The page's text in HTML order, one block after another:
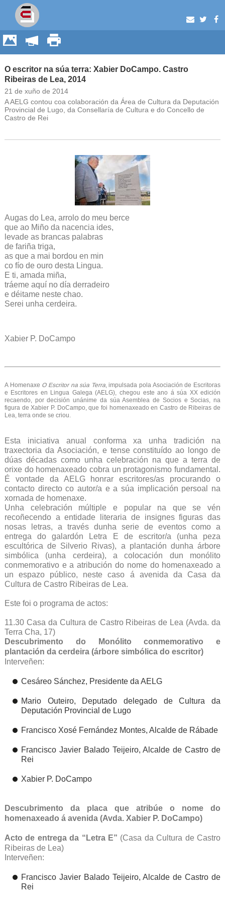
O escritor na súa terra: Xabier DoCampo. Castro
Ribeiras de Lea, 2014
21 de xuño de 2014
A AELG contou coa colaboración da Área de Cultura da Deputación
Provincial de Lugo, da Consellaría de Cultura e do Concello de
Castro de Rei
Augas do Lea, arrolo do meu berce
que ao Miño da nacencia ides,
levade as brancas palabras
de fariña triga,
as que a mai bordou en min
co fío de ouro desta Lingua.
E ti, amada miña,
tráeme aquí no día derradeiro
e déitame neste chao.
Serei unha cerdeira.
Xabier P. DoCampo
A Homenaxe O Escritor na súa Terra, impulsada pola Asociación de Escritoras
e Escritores en Lingua Galega (AELG), chegou este ano á súa XX edición
recaendo, por decisión unánime da súa Asemblea de Socios e Socias, na
figura de Xabier P. DoCampo, que foi homenaxeado en Castro de Ribeiras de
Lea, terra onde se criou.
Esta iniciativa anual conforma xa unha tradición na
traxectoria da Asociación, e tense constituído ao longo de
dúas décadas como unha celebración na que a terra de
orixe do homenaxeado cobra un protagonismo fundamental.
É vontade da AELG honrar escritores/as procurando o
contacto directo co autor/a e a súa implicación persoal na
xornada de homenaxe.
Unha celebración múltiple e popular na que se vén
recoñecendo a entidade literaria de insignes figuras das
nosas letras, a través dunha serie de eventos como a
entrega do galardón Letra E de escritor/a (unha peza
escultórica de Silverio Rivas), a plantación dunha árbore
simbólica (unha cerdeira), a colocación dun monólito
conmemorativo e a atribución do nome do homenaxeado a
un espazo público, neste caso á avenida da Casa da
Cultura de Castro Ribeiras de Lea.
Este foi o programa de actos:
11.30 Casa da Cultura de Castro Ribeiras de Lea (Avda. da
Terra Cha, 17)
Descubrimento do Monólito conmemorativo e
plantación da cerdeira (árbore simbólica do escritor)
Interveñen:
Cesáreo Sánchez, Presidente da AELG
Mario Outeiro, Deputado delegado de Cultura da
Deputación Provincial de Lugo
Francisco Xosé Fernández Montes, Alcalde de Rábade
Francisco Javier Balado Teijeiro, Alcalde de Castro de
Rei
Xabier P. DoCampo
Descubrimento da placa que atribúe o nome do
homenaxeado á avenida (Avda. Xabier P. DoCampo)
Acto de entrega da “Letra E” (Casa da Cultura de Castro
Ribeiras de Lea)
Interveñen:
Francisco Javier Balado Teijeiro, Alcalde de Castro de
Rei